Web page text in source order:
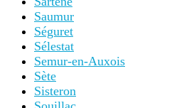
Saumur
Séguret
Sélestat
Semur-en-Auxois
Sète
Sisteron